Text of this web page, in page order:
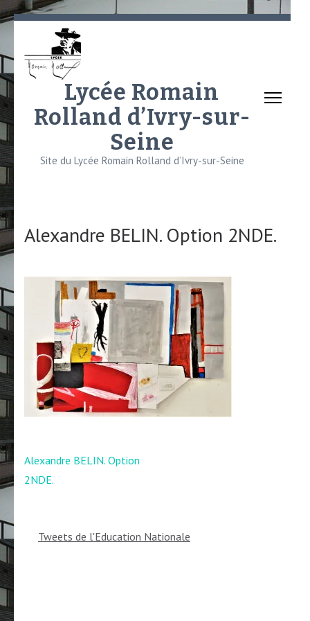
Aller
contenu
(Pressez
Lycée Romain
Rolland d’Ivry-sur-
Seine
Site du Lycée Romain Rolland d’Ivry-sur-Seine
Alexandre BELIN. Option 2NDE.
Navigation
de
Alexandre BELIN. Option
2NDE.
Tweets de l'Education Nationale